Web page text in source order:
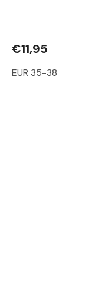
€11,95
EUR 35-38